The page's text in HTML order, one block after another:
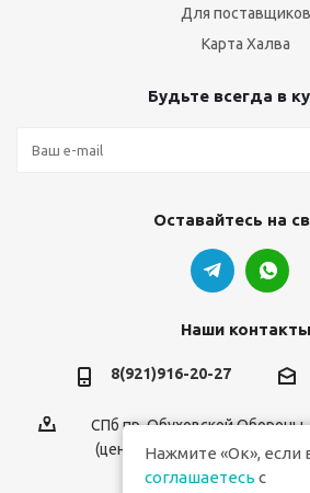
Для поставщиков
Карта Халва
Будьте всегда в
Оставайтесь на
Наши контакты
8(921)916-20-27
СПб пр. Обуховской
(центральный вход 2-й этаж
Нажмите «Ок», если
соглашаетесь с